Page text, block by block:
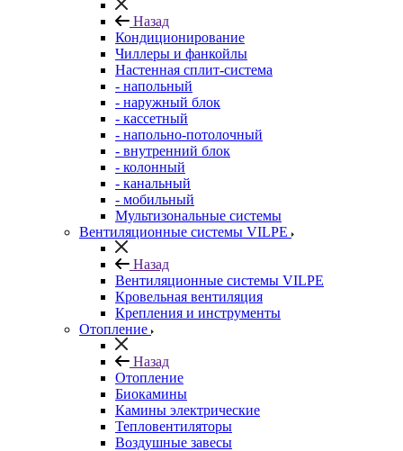
Назад
Кондиционирование
Чиллеры и фанкойлы
Настенная сплит-система
- напольный
- наружный блок
- кассетный
- напольно-потолочный
- внутренний блок
- колонный
- канальный
- мобильный
Мультизональные системы
Вентиляционные системы VILPE
Назад
Вентиляционные системы VILPE
Кровельная вентиляция
Крепления и инструменты
Отопление
Назад
Отопление
Биокамины
Камины электрические
Тепловентиляторы
Воздушные завесы